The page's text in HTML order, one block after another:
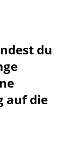
du
auf die